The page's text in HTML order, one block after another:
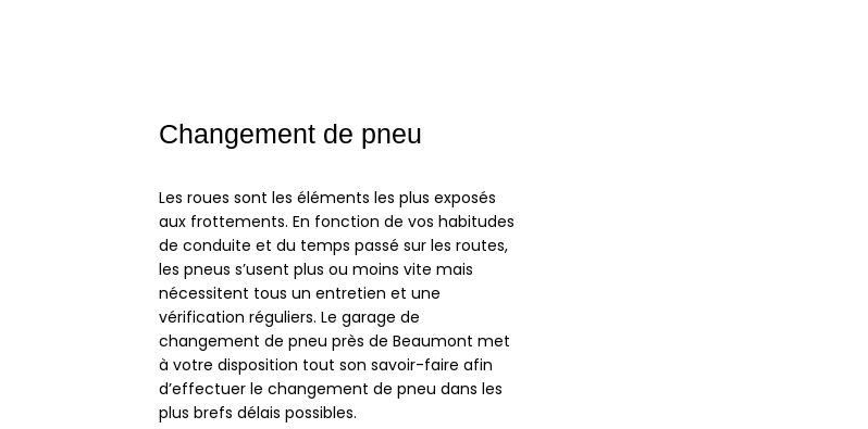
Changement de pneu
Les roues sont les éléments les plus exposés
aux frottements. En fonction de vos habitudes
de conduite et du temps passé sur les routes,
les pneus s’usent plus ou moins vite mais
nécessitent tous un entretien et une
vérification réguliers. Le garage de
changement de pneu près de Beaumont met
à votre disposition tout son savoir-faire afin
d’effectuer le changement de pneu dans les
plus brefs délais possibles.